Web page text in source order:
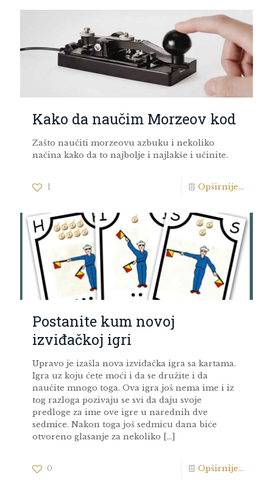
Kako da naučim Morzeov kod
Zašto naučiti morzeovu azbuku i nekoliko
načina kako da to najbolje i najlakše i učinite.
1 Opširnije...
Postanite kum novoj
izviđačkoj igri
Upravo je izašla nova izviđačka igra sa kartama.
Igra uz koju ćete moći i da se družite i da
naučite mnogo toga. Ova igra još nema ime i iz
tog razloga pozivaju se svi da daju svoje
predloge za ime ove igre u narednih dve
sedmice. Nakon toga još sedmicu dana biće
otvoreno glasanje za nekoliko […]
0 Opširnije...